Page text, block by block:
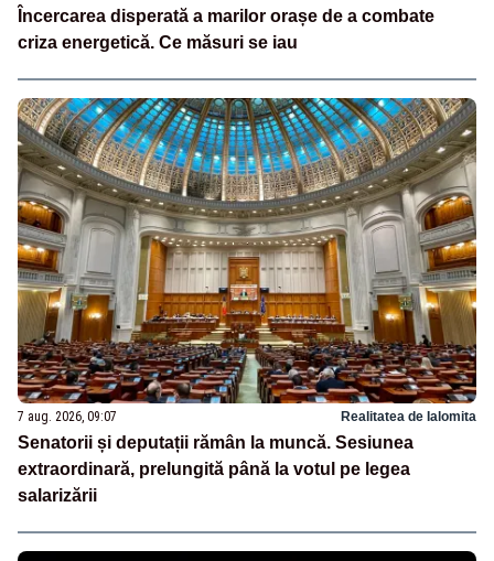
Încercarea disperată a marilor orașe de a combate
criza energetică. Ce măsuri se iau
7 aug. 2026, 09:07 Realitatea de Ialomita
Senatorii și deputații rămân la muncă. Sesiunea
extraordinară, prelungită până la votul pe legea
salarizării